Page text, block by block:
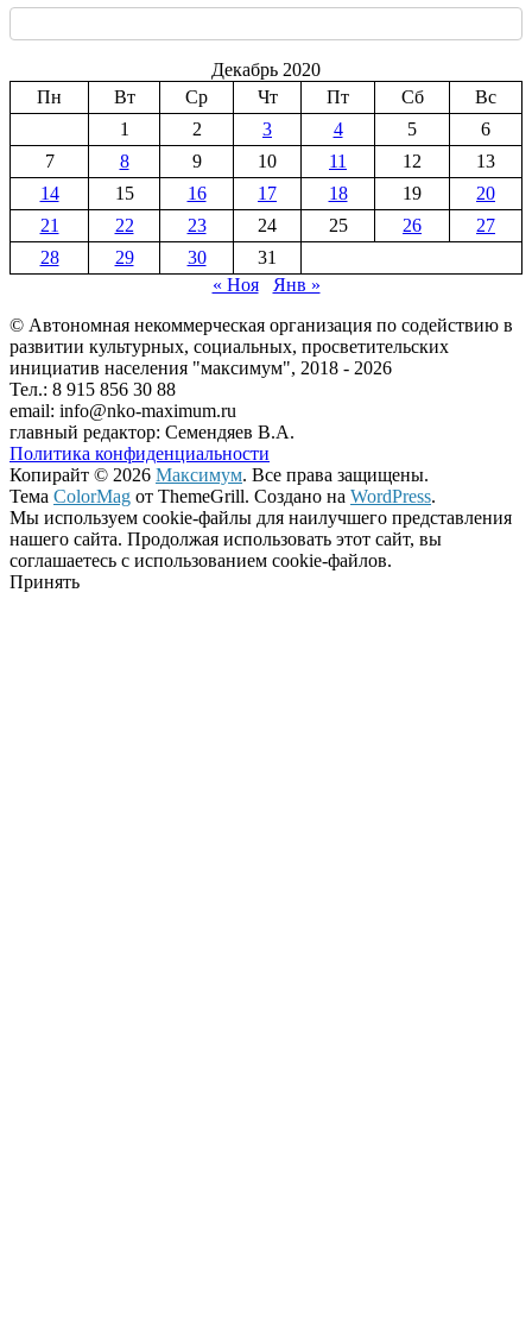
Декабрь 2020
Пн
Вт Ср Чт Пт Сб
Вс
1
2 3 4 5
6
7
8 9 10 11 12
13
14
15 16 17 18 19
20
21
22 23 24 25 26
27
28
29 30
31
« Ноя
Янв »
© Автономная некоммерческая организация по содействию в
развитии культурных, социальных, просветительских
инициатив населения "максимум", 2018 - 2026
Тел.: 8 915 856 30 88
email: info@nko-maximum.ru
главный редактор: Семендяев В.А.
Политика конфиденциальности
Копирайт © 2026 Максимум. Все права защищены.
Тема ColorMag от ThemeGrill. Создано на WordPress.
Мы используем cookie-файлы для наилучшего представления
нашего сайта. Продолжая использовать этот сайт, вы
соглашаетесь с использованием cookie-файлов.
Принять